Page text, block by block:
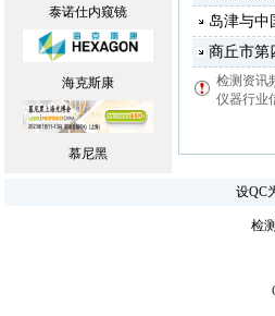
泰诺仕内窥镜
海克斯康
慕尼黑
岛津与中
商丘市第
检测资讯
仪器行业
设QC
检